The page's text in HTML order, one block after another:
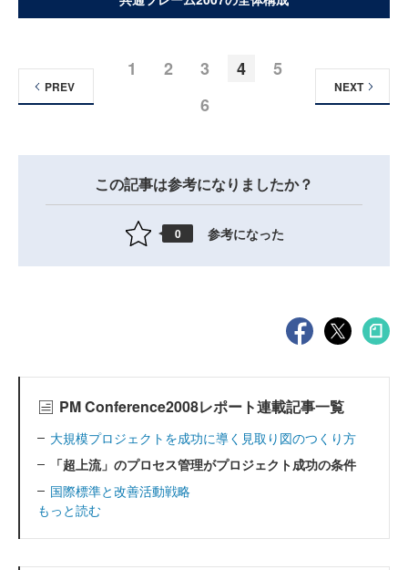
1 2 3 4
5
6
PREV NEXT
この記事は参考になりましたか？
0 参考になった
PM Conference2008レポート連載記事一覧
大規模プロジェクトを成功に導く見取り図のつくり方
「超上流」のプロセス管理がプロジェクト成功の条件
国際標準と改善活動戦略
もっと読む